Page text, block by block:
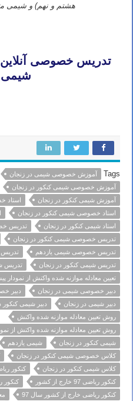
هشتم و نهم) و شیمی
تدریس خصوصی آنلاین
شیمی
Tags
آموزش خصوصی شیمی در زنجان
آموزش خصوصی شیمی کنکور در زنجان
آموزش شیمی کنکور در زنجان
استاد
استاد خصوصی شیمی کنکور در زنجان
استاد شیمی کنکور در زنجان
تدریس
تدریس خصوصی شیمی کنکور در زنجان
تدریس خصوصی شیمی یازدهم
تدریس
تدریس شیمی کنکور در زنجان
تدریس
تعیین معادله موازنه شده واکنش از
دبیر خصوصی شیمی در زنجان
دبیر
دبیر شیمی در زنجان
دبیر شیمی کنکور
روش تعیین معادله موازنه شده واکنش
روش تعیین معادله موازنه شده واکنش از
شیمی کنکور در زنجان
شیمی یازدهم
کلاس خصوصی شیمی کنکور در زنجان
کلاس شیمی کنکور در زنجان
کنکور
کنکور ریاضی 97 خارج از کشور
کنکور
کنکور ریاضی خارج از کشور سال 97